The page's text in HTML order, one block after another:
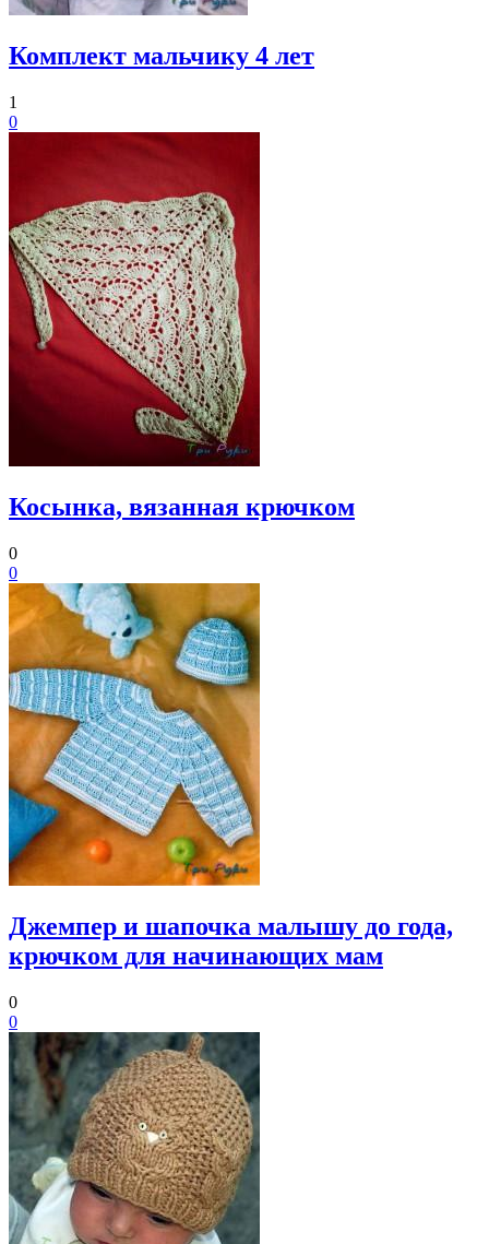
Комплект мальчику 4 лет
1
0
Косынка, вязанная крючком
0
0
Джемпер и шапочка малышу до года,
крючком для начинающих мам
0
0